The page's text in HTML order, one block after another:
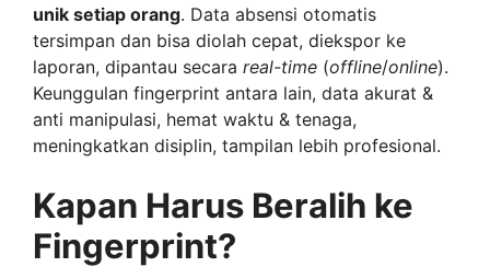
unik setiap orang. Data absensi otomatis
tersimpan dan bisa diolah cepat, diekspor ke
laporan, dipantau secara real-time (offline/online).
Keunggulan fingerprint antara lain, data akurat &
anti manipulasi, hemat waktu & tenaga,
meningkatkan disiplin, tampilan lebih profesional.
Kapan Harus Beralih ke
Fingerprint?